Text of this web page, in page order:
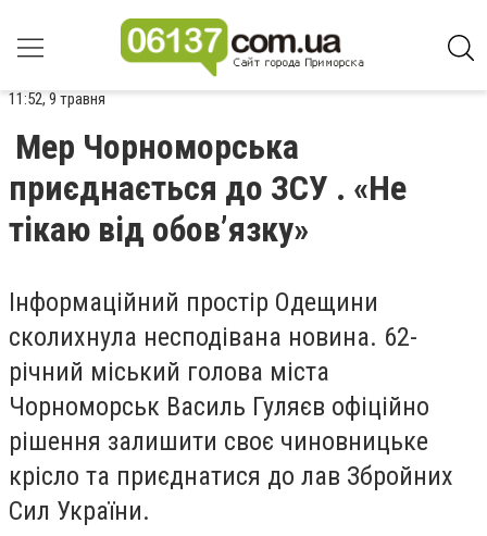
11:52, 9 травня
Мер Чорноморська
приєднається до ЗСУ . «Не
тікаю від обов’язку»
Інформаційний простір Одещини
сколихнула несподівана новина. 62-
річний міський голова міста
Чорноморськ Василь Гуляєв офіційно
рішення залишити своє чиновницьке
крісло та приєднатися до лав Збройних
Сил України.